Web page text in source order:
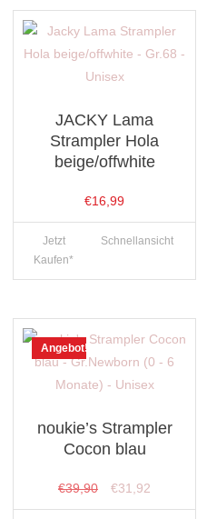
JACKY Lama
Strampler Hola
beige/offwhite
€16,99
Jetzt
Kaufen*
Schnellansicht
Angebot!
noukie’s Strampler
Cocon blau
€39,90
Ursprünglicher
Preis
€31,92
Preis